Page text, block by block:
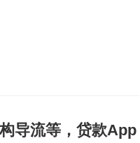
导流等，贷款App